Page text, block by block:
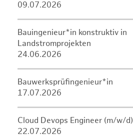
09.07.2026
Bauingenieur*in konstruktiv in
Landstromprojekten
24.06.2026
Bauwerksprüfingenieur*in
17.07.2026
Cloud Devops Engineer (m/w/d)
22.07.2026